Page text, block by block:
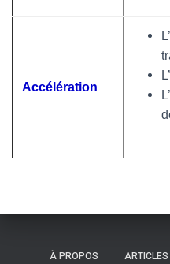
Accélération
À PROPOS ARTICLES